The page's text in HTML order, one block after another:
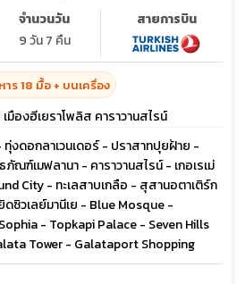
จำนวนวัน
9 วัน 7 คืน
สายการบิน
าร 18 มื้อ + บนเครื่อง
มืองฮีเยราโพลิส คาราวานสไรน์
ทุ่งดอกลาเวนเดอร์ - ปราสาทปุยฝ้าย -
ณฑ์เมฟลานา - คาราวานสไรน์ - เกอเรเม่
City - ทะเลสาบเกลือ - สุสานอตาเติร์ก
ซิวเลย์มานีเย - Blue Mosque -
- Topkapi Palace - Seven Hills
Tower - Galataport Shopping